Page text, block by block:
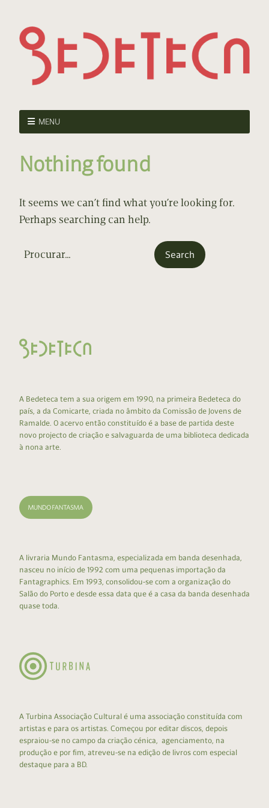
MENU
Nothing found
It seems we can’t find what you’re looking for.
Perhaps searching can help.
A Bedeteca tem a sua origem em 1990, na primeira Bedeteca do
país, a da Comicarte, criada no âmbito da Comissão de Jovens de
Ramalde. O acervo então constituído é a base de partida deste
novo projecto de criação e salvaguarda de uma biblioteca dedicada
à nona arte.
A livraria Mundo Fantasma, especializada em banda desenhada,
nasceu no início de 1992 com uma pequenas importação da
Fantagraphics. Em 1993, consolidou-se com a organização do
Salão do Porto e desde essa data que é a casa da banda desenhada
quase toda.
A Turbina Associação Cultural é uma associação constituída com
artistas e para os artistas. Começou por editar discos, depois
espraiou-se no campo da criação cénica, agenciamento, na
produção e por fim, atreveu-se na edição de livros com especial
destaque para a BD.